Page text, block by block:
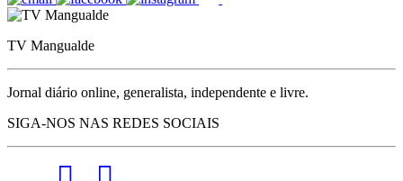
TV Mangualde
Jornal diário online, generalista, independente e livre.
SIGA-NOS NAS REDES SOCIAIS